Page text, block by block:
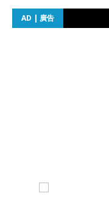
AD | 廣告